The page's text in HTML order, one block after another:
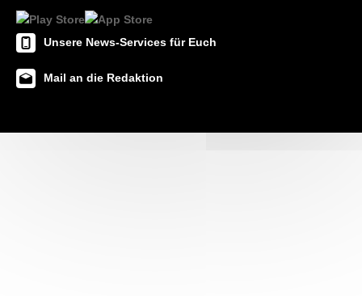
Unsere News-Services für Euch
Mail an die Redaktion